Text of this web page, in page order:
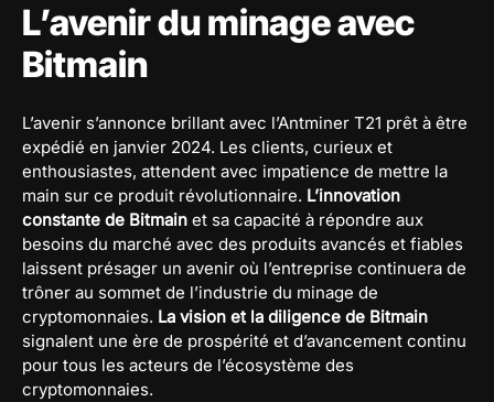
L’avenir du minage avec
Bitmain
L’avenir s’annonce brillant avec l’Antminer T21 prêt à être
expédié en janvier 2024. Les clients, curieux et
enthousiastes, attendent avec impatience de mettre la
main sur ce produit révolutionnaire. L’innovation
constante de Bitmain et sa capacité à répondre aux
besoins du marché avec des produits avancés et fiables
laissent présager un avenir où l’entreprise continuera de
trôner au sommet de l’industrie du minage de
cryptomonnaies. La vision et la diligence de Bitmain
signalent une ère de prospérité et d’avancement continu
pour tous les acteurs de l’écosystème des
cryptomonnaies.